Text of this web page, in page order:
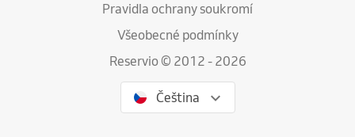
Pravidla ochrany soukromí
Všeobecné podmínky
Reservio © 2012 - 2026
Čeština